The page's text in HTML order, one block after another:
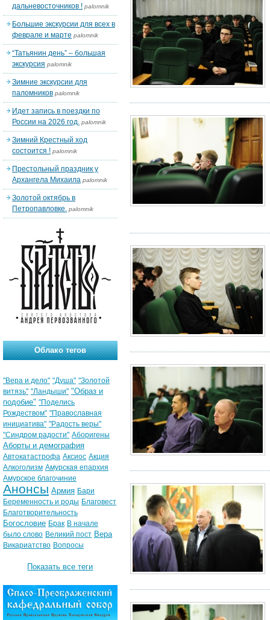
дальневосточников ! palomnik
Большие экскурсии для всех в
феврале и марте palomnik
“Татьянин день” – большая
экскурсия palomnik
Зимние экскурсии для
паломников palomnik
Идет запись в поездки по
России на 2026 год. palomnik
Зимний Крестный ход
состоится ! palomnik
Престольный праздник у
Архангела Михаила palomnik
Золотой октябрь в
Петропавловке. palomnik
Облако тегов
"Вера и дело" "Душа" "Золотой
витязь" "Ландыши" "Образ и
подобие" "Поделись
Рождеством" "Православная
инициатива" "Радость веры"
"Синдром радости" Аборигены
Аборты и демография
Автокатастрофа Аксиос Акция
Алкоголизм Амурская епархия
Амурское благочиние
Анонсы Армия Бари
Беременность и роды Благовест
Благотворительность
Богословие Брак В начале
было слово Великий пост Вера
Викариатство Вопросы
Показать все теги